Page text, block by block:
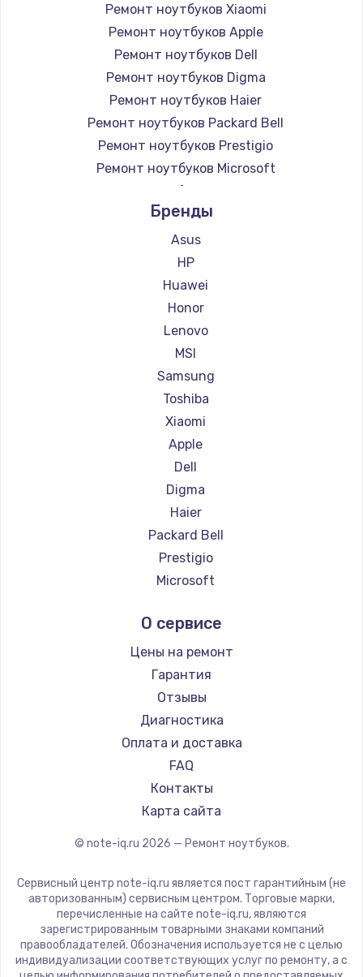
Ремонт ноутбуков Xiaomi
Ремонт ноутбуков Apple
Ремонт ноутбуков Dell
Ремонт ноутбуков Digma
Ремонт ноутбуков Haier
Ремонт ноутбуков Packard Bell
Ремонт ноутбуков Prestigio
Ремонт ноутбуков Microsoft
Ремонт ноутбуков Alienware
Ремонт ноутбуков Aquarius
Ремонт ноутбуков Gigabyte
Ремонт ноутбуков Aorus
Ремонт ноутбуков Maibenben
Ремонт ноутбуков Getac
Ремонт ноутбуков Epson
Ремонт ноутбуков Philips
Ремонт ноутбуков LG
Ремонт ноутбуков Panasonic
Ремонт ноутбуков Irbis
Ремонт ноутбуков Thunderobot
Ремонт ноутбуков Hasee
Ремонт ноутбуков ZTE
Ремонт ноутбуков Hiper
Ремонт ноутбуков Evga
Ремонт ноутбуков Google
Ремонт ноутбуков Echips
Ремонт ноутбуков Predator
Ремонт ноутбуков iru
Ремонт ноутбуков Machenike
Ремонт ноутбуков DEXP
Ремонт ноутбуков Teclast
Ремонт ноутбуков CHUWI
Ремонт ноутбуков Colorful
Бренды
Asus
HP
Huawei
Honor
Lenovo
MSI
Samsung
Toshiba
Xiaomi
Apple
Dell
Digma
Haier
Packard Bell
Prestigio
Microsoft
Aquarius
Gigabyte
Aorus
Maibenben
Getac
Epson
Philips
LG
Panasonic
ZTE
Hiper
Evga
Google
О сервисе
Цены на ремонт
Гарантия
Отзывы
Диагностика
Оплата и доставка
FAQ
Контакты
Карта сайта
© note-iq.ru 2026 — Ремонт ноутбуков.
Сервисный центр note-iq.ru является пост гарантийным (не
авторизованным) сервисным центром. Торговые марки,
перечисленные на сайте note-iq.ru, являются
зарегистрированным товарными знаками компаний
правообладателей. Обозначения используется не с целью
индивидуализации соответствующих услуг по ремонту, а с